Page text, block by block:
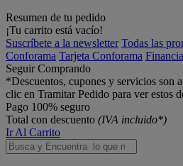
Resumen de tu pedido
¡Tu carrito está vacío!
Suscríbete a la newsletter Todas las
Conforama Tarjeta Conforama
Seguir Comprando
*Descuentos, cupones y servicios son
clic en Tramitar Pedido para ver estos
Pago 100% seguro
Total con descuento (IVA incluido*)
Ir Al Carrito